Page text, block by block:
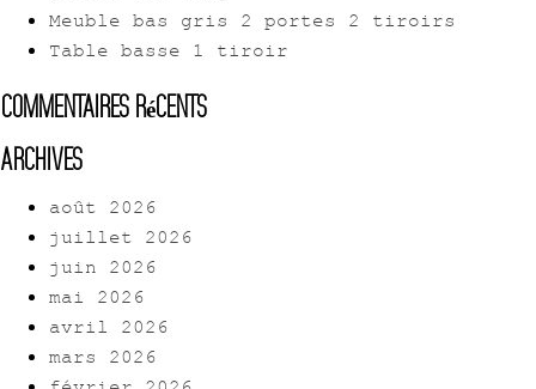
Meuble bas gris 2 portes 2 tiroirs
Table basse 1 tiroir
Commentaires récents
Archives
août 2026
juillet 2026
juin 2026
mai 2026
avril 2026
mars 2026